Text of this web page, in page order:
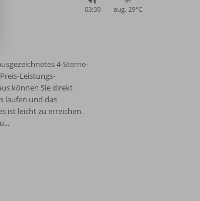
03:30 aug. 29°C
4-Sterne-
Leistungs-
können Sie direkt
laufen und das
ist leicht zu erreichen.